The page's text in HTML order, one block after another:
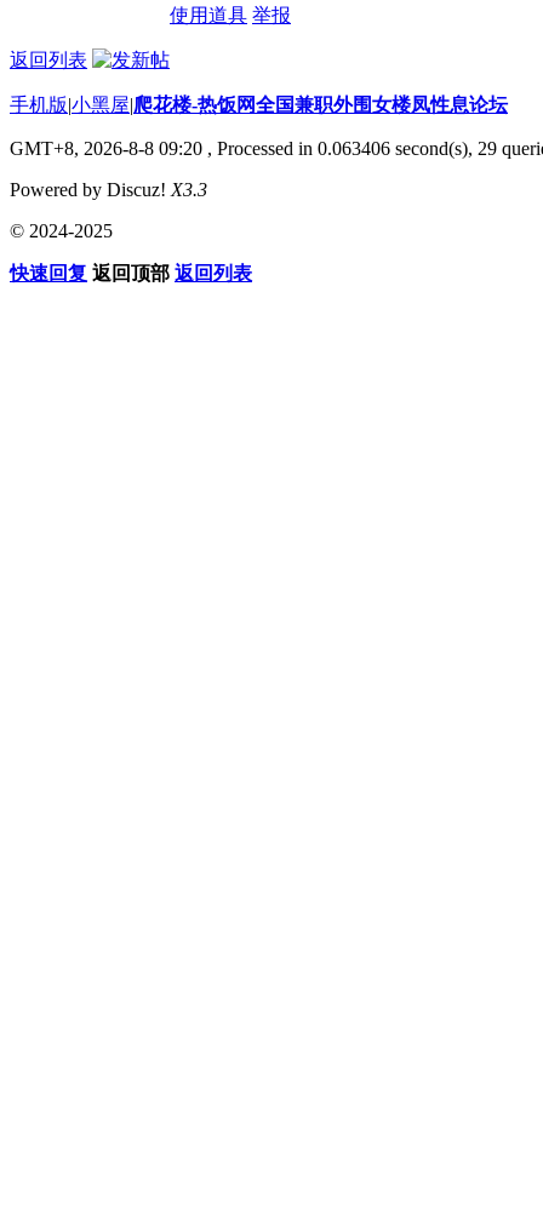
使用道具 举报
返回列表
手机版|小黑屋|爬花楼-热饭网全国兼职外围女楼凤性息论坛
GMT+8, 2026-8-8 09:20 , Processed in 0.063406 second(s), 29
Powered by Discuz! X3.3
© 2024-2025
快速回复 返回顶部 返回列表